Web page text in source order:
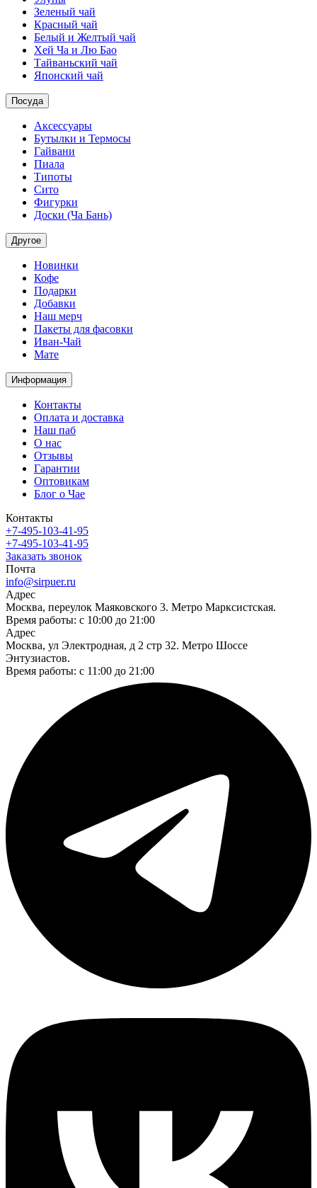
Зеленый чай
Красный чай
Белый и Желтый чай
Хей Ча и Лю Бао
Тайваньский чай
Японский чай
Посуда
Аксессуары
Бутылки и Термосы
Гайвани
Пиала
Типоты
Сито
Фигурки
Доски (Ча Бань)
Другое
Новинки
Кофе
Подарки
Добавки
Наш мерч
Пакеты для фасовки
Иван-Чай
Мате
Информация
Контакты
Оплата и доставка
Наш паб
О нас
Отзывы
Гарантии
Оптовикам
Блог о Чае
Контакты
+7-495-103-41-95
+7-495-103-41-95
Заказать звонок
Почта
info@sirpuer.ru
Адрес
Москва, переулок Маяковского 3. Метро Марксистская.
Время работы: с 10:00 до 21:00
Адрес
Москва, ул Электродная, д 2 стр 32. Метро Шоссе
Энтузиастов.
Время работы: с 11:00 до 21:00